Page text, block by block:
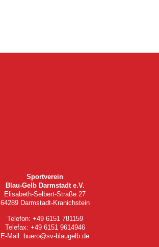
Sportverein
Blau-Gelb Darmstadt e.V.
Elisabeth-Selbert-Straße 27
64289 Darmstadt-Kranichstein
Telefon: +49 6151 781159
Telefax: +49 6151 9614946
E-Mail: buero@sv-blaugelb.de